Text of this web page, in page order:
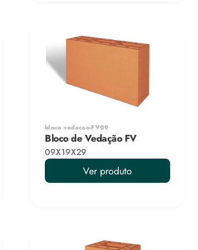
bloco vedacao-FV09
Bloco de Vedação FV
09X19X29
Ver produto